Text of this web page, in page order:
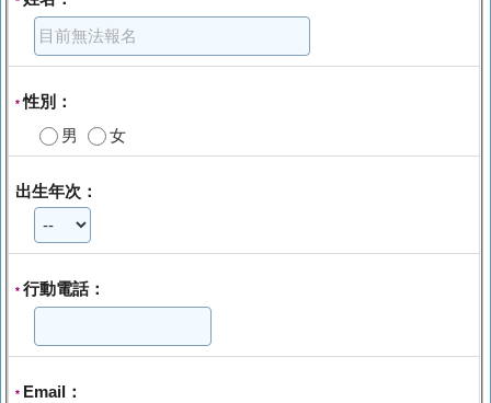
*性別：
男
女
出生年次：
* 行動電話：
* Email：